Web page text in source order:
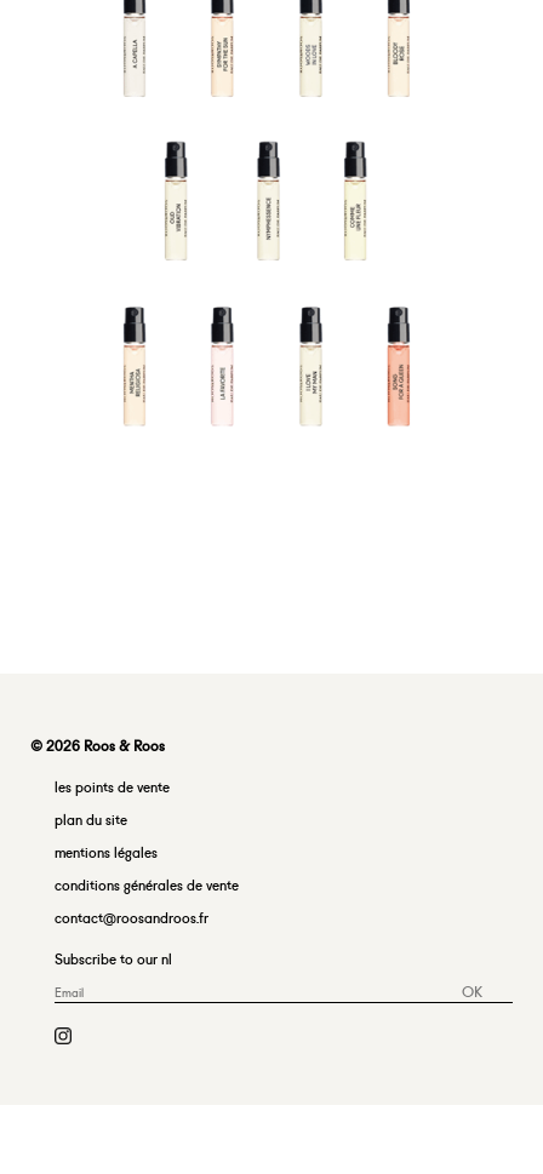
© 2026 Roos & Roos
les points de vente
plan du site
mentions légales
conditions générales de vente
contact@roosandroos.fr
Subscribe to our nl
OK